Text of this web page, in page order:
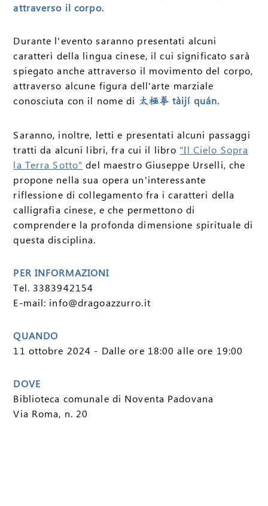
attraverso il corpo.
Durante l'evento saranno presentati alcuni
caratteri della lingua cinese, il cui significato sarà
spiegato anche attraverso il movimento del corpo,
attraverso alcune figura dell'arte marziale
conosciuta con il nome di 太極拳 tàijí quán.
Saranno, inoltre, letti e presentati alcuni passaggi
tratti da alcuni libri, fra cui il libro "Il Cielo Sopra
la Terra Sotto" del maestro Giuseppe Urselli, che
propone nella sua opera un'interessante
riflessione di collegamento fra i caratteri della
calligrafia cinese, e che permettono di
comprendere la profonda dimensione spirituale di
questa disciplina.
PER INFORMAZIONI
Tel. 3383942154
E-mail: info@dragoazzurro.it
QUANDO
11 ottobre 2024 - Dalle ore 18:00 alle ore 19:00
DOVE
Biblioteca comunale di Noventa Padovana
Via Roma, n. 20